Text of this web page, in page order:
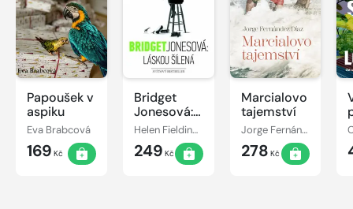
Papoušek v
aspiku
Eva Brabcová
169 Kč
Bridget
Jonesová:
láskou
Helen Fieldingová
249 Kč
Marcialovo
tajemství
Jorge Fernández Díaz
278 Kč